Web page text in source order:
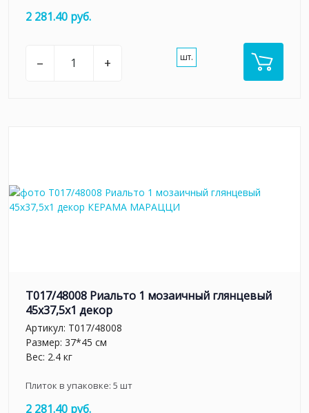
2 281.40 руб.
– + шт.
T017/48008 Риальто 1 мозаичный глянцевый
45x37,5x1 декор
Артикул: T017/48008
Размер: 37*45 см
Вес: 2.4 кг
Плиток в упаковке: 5 шт
2 281.40 руб.